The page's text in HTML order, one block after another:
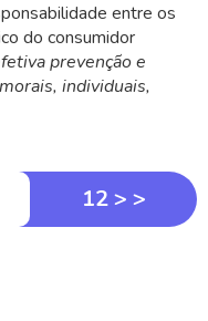
entre os
do consumidor
prevenção e
individuais,
12 > >